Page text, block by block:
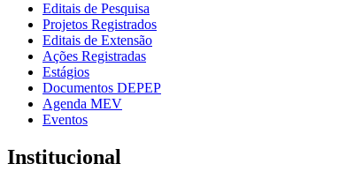
Editais de Pesquisa
Projetos Registrados
Editais de Extensão
Ações Registradas
Estágios
Documentos DEPEP
Agenda MEV
Eventos
Institucional